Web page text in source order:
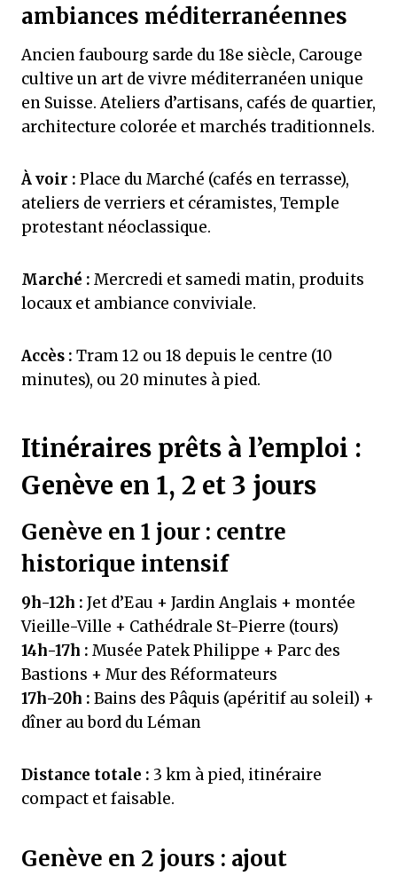
ambiances méditerranéennes
Ancien faubourg sarde du 18e siècle, Carouge
cultive un art de vivre méditerranéen unique
en Suisse. Ateliers d’artisans, cafés de quartier,
architecture colorée et marchés traditionnels.
À voir : Place du Marché (cafés en terrasse),
ateliers de verriers et céramistes, Temple
protestant néoclassique.
Marché : Mercredi et samedi matin, produits
locaux et ambiance conviviale.
Accès : Tram 12 ou 18 depuis le centre (10
minutes), ou 20 minutes à pied.
Itinéraires prêts à l’emploi :
Genève en 1, 2 et 3 jours
Genève en 1 jour : centre
historique intensif
9h-12h : Jet d’Eau + Jardin Anglais + montée
Vieille-Ville + Cathédrale St-Pierre (tours)
14h-17h : Musée Patek Philippe + Parc des
Bastions + Mur des Réformateurs
17h-20h : Bains des Pâquis (apéritif au soleil) +
dîner au bord du Léman
Distance totale : 3 km à pied, itinéraire
compact et faisable.
Genève en 2 jours : ajout